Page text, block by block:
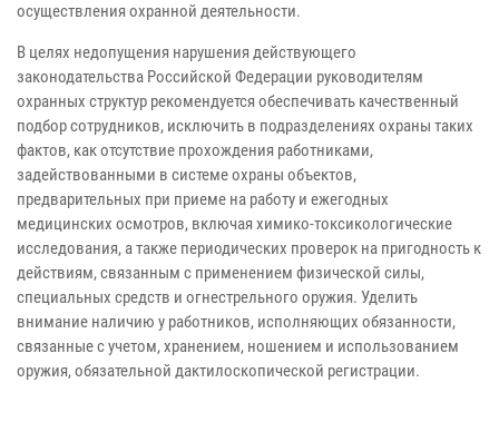
осуществления охранной деятельности.
В целях недопущения нарушения действующего
законодательства Российской Федерации руководителям
охранных структур рекомендуется обеспечивать качественный
подбор сотрудников, исключить в подразделениях охраны таких
фактов, как отсутствие прохождения работниками,
задействованными в системе охраны объектов,
предварительных при приеме на работу и ежегодных
медицинских осмотров, включая химико-токсикологические
исследования, а также периодических проверок на пригодность к
действиям, связанным с применением физической силы,
специальных средств и огнестрельного оружия. Уделить
внимание наличию у работников, исполняющих обязанности,
связанные с учетом, хранением, ношением и использованием
оружия, обязательной дактилоскопической регистрации.